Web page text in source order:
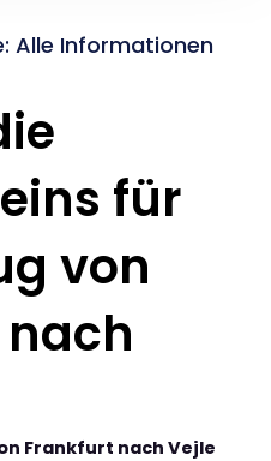
Alle Informationen
für
von
Frankfurt nach Vejle